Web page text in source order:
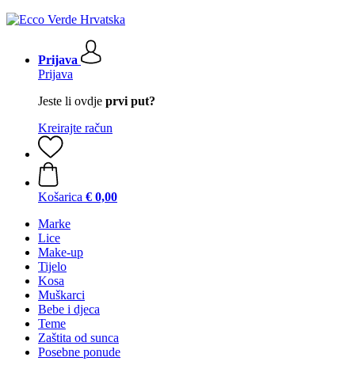
Prijava
Prijava
Jeste li ovdje prvi put?
Kreirajte račun
Košarica € 0,00
Marke
Lice
Make-up
Tijelo
Kosa
Muškarci
Bebe i djeca
Teme
Zaštita od sunca
Posebne ponude